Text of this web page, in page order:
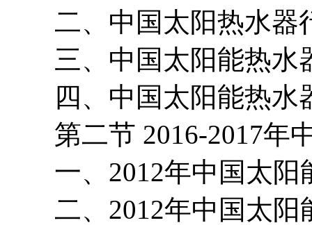
二、中国太阳热水器
三、中国太阳能热水
四、中国太阳能热水
第二节 2016-2017年
一、2012年中国太阳
二、2012年中国太阳